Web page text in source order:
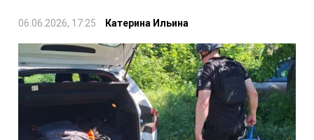
06.06.2026, 17:25 Катерина Ильина